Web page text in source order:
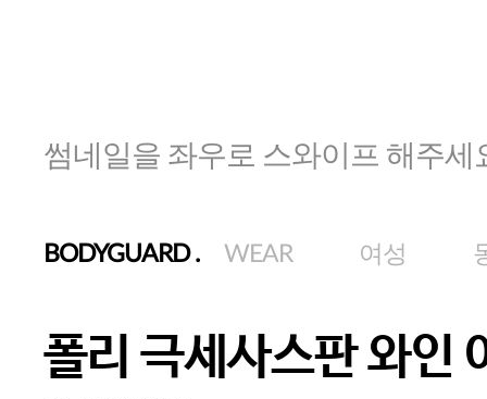
썸네일을 좌우로 스와이프 해주세
BODYGUARD. WEAR 여성
폴리 극세사스판 와인